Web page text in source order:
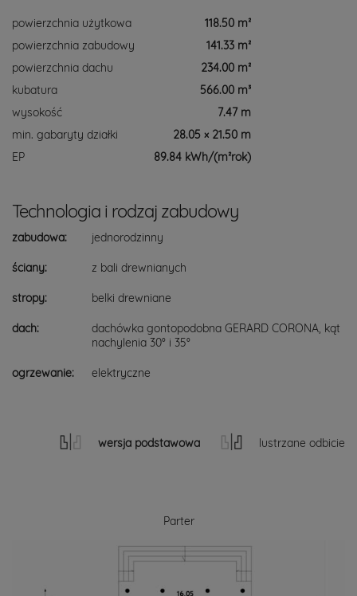
powierzchnia użytkowa
118.50 m²
powierzchnia zabudowy
141.33 m²
powierzchnia dachu
234.00 m²
kubatura
566.00 m³
wysokość
7.47 m
min. gabaryty działki
28.05 × 21.50 m
EP
89.84 kWh/(m²rok)
Technologia i rodzaj zabudowy
zabudowa: jednorodzinny
ściany: z bali drewnianych
stropy: belki drewniane
dach:
dachówka gontopodobna GERARD CORONA, kąt
nachylenia 30° i 35°
ogrzewanie: elektryczne
wersja podstawowa lustrzane odbicie
Parter